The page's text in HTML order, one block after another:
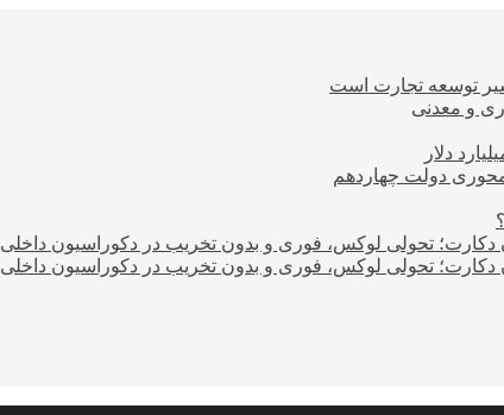
توسعه تجارت است
و معدنی
محوری دولت چهاردهم
دکارت؛ تحولی لوکس، فوری و بدون تخریب در دکوراسیون داخلی
دکارت؛ تحولی لوکس، فوری و بدون تخریب در دکوراسیون داخلی